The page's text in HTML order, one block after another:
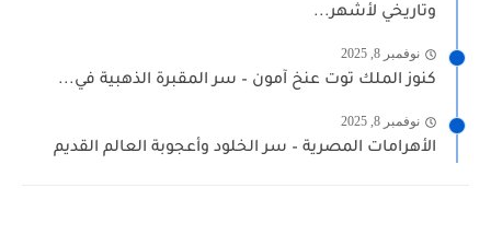
وتاريخي لأشهر...
نوفمبر 8, 2025
كنوز الملك توت عنخ آمون – سر المقبرة الذهبية في...
نوفمبر 8, 2025
الأهرامات المصرية – سر الخلود وأعجوبة العالم القديم